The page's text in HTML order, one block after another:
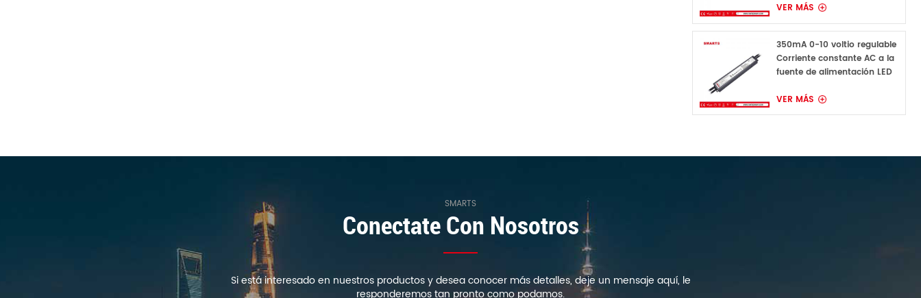
VER MÁS
350mA 0-10 voltio regulable
Corriente constante AC a la
fuente de alimentación LED
VER MÁS
SMARTS
Conectate Con Nosotros
Si está interesado en nuestros productos y desea conocer más detalles, deje un mensaje aquí, le
responderemos tan pronto como podamos.